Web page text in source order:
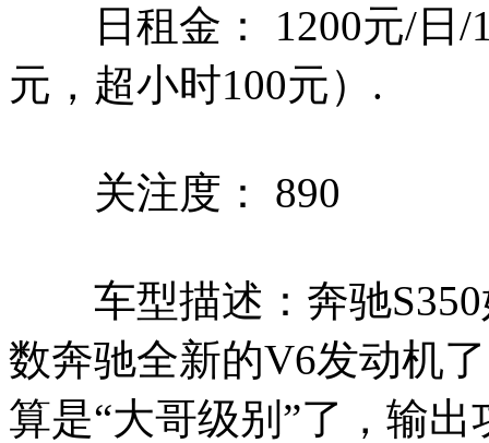
日租金： 1200元/日/
元，超小时100元）.
关注度： 890
车型描述：奔驰S350
数奔驰全新的V6发动机
算是“大哥级别”了，输